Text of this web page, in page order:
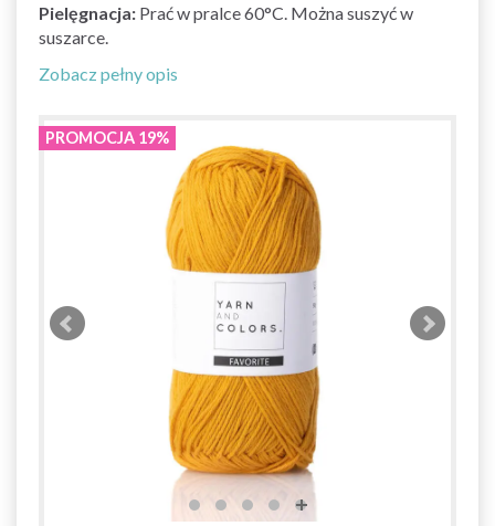
Pielęgnacja: Prać w pralce 60°C. Można suszyć w
suszarce.
Zobacz pełny opis
PROMOCJA 19%